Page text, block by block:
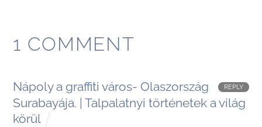
1 COMMENT
Nápoly a graffiti város- Olaszország
Surabayája. | Talpalatnyi történetek a világ
körül
REPLY